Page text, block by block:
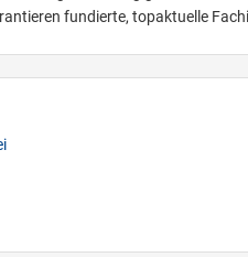
fundierte, topaktuelle